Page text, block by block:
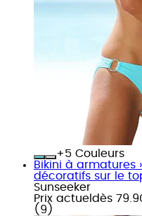
+
Couleurs
Bikini à armatures
décoratifs sur le
Sunseeker
Prix actuel dès
( 9 )